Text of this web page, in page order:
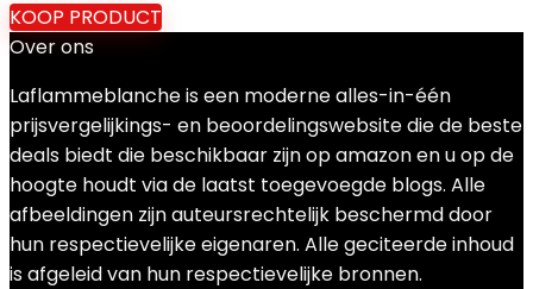
KOOP PRODUCT
Over ons
Laflammeblanche is een moderne alles-in-één
prijsvergelijkings- en beoordelingswebsite die de beste
deals biedt die beschikbaar zijn op amazon en u op de
hoogte houdt via de laatst toegevoegde blogs. Alle
afbeeldingen zijn auteursrechtelijk beschermd door
hun respectievelijke eigenaren. Alle geciteerde inhoud
is afgeleid van hun respectievelijke bronnen.